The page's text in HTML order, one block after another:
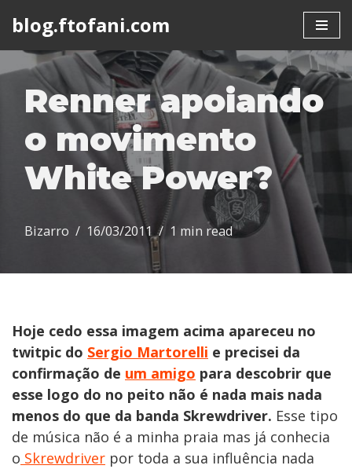
to
content
blog.ftofani.com
Renner apoiando
o movimento
White Power?
Bizarro 16/03/2011 1 min read
Hoje cedo essa imagem acima apareceu no
twitpic do Sergio Martorelli e precisei da
confirmação de um amigo para descobrir que
esse logo do no peito não é nada mais nada
menos do que da banda Skrewdriver. Esse tipo
de música não é a minha praia mas já conhecia
o Skrewdriver por toda a sua influência nada